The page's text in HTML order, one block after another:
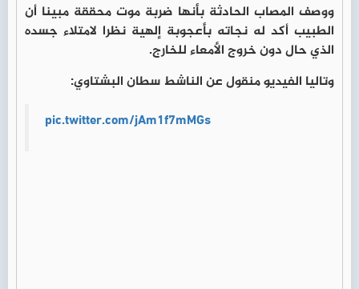
ووصف المصاب الحادثة بأنها ضربة موت محققة مبينا أن
الطبيب أكد له نجاته بأعجوبة إلهية نظرا لامتلاء جسده
الذي حال دون خروج الأمعاء للخارج.
وتاليا الفيديو منقول عن الناشط سطان البشتاوي:
pic.twitter.com/jAm1f7mMGs